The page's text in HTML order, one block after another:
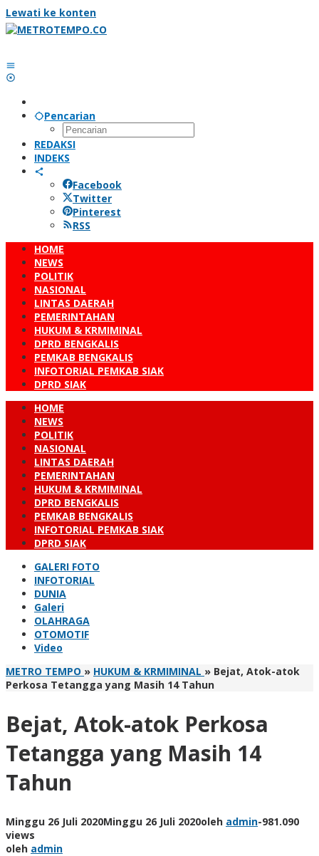
Lewati ke konten
Pencarian
REDAKSI
INDEKS
Facebook
Twitter
Pinterest
RSS
HOME
NEWS
POLITIK
NASIONAL
LINTAS DAERAH
PEMERINTAHAN
HUKUM & KRMIMINAL
DPRD BENGKALIS
PEMKAB BENGKALIS
INFOTORIAL PEMKAB SIAK
DPRD SIAK
HOME
NEWS
POLITIK
NASIONAL
LINTAS DAERAH
PEMERINTAHAN
HUKUM & KRMIMINAL
DPRD BENGKALIS
PEMKAB BENGKALIS
INFOTORIAL PEMKAB SIAK
DPRD SIAK
GALERI FOTO
INFOTORIAL
DUNIA
Galeri
OLAHRAGA
OTOMOTIF
Video
METRO TEMPO » HUKUM & KRMIMINAL » Bejat, Atok-atok
Perkosa Tetangga yang Masih 14 Tahun
Bejat, Atok-atok Perkosa
Tetangga yang Masih 14
Tahun
Minggu 26 Juli 2020Minggu 26 Juli 2020oleh admin-981.090
views
oleh admin